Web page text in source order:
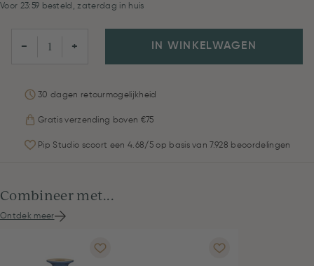
Voor 23:59 besteld, zaterdag in huis
− + IN WINKELWAGEN
30 dagen retourmogelijkheid
Gratis verzending boven €75
Pip Studio scoort een 4.68/5 op basis van 7.928 beoordelingen
Combineer met...
Ontdek meer